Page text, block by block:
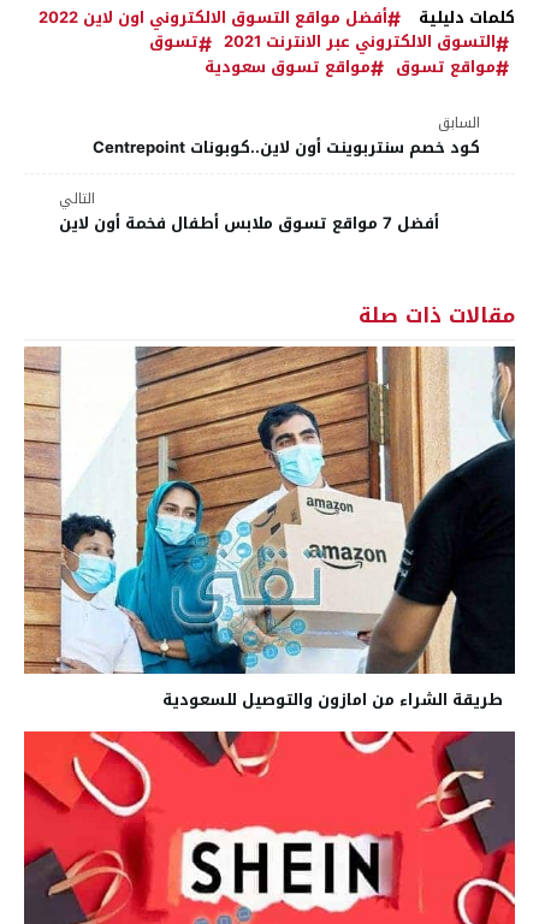
كلمات دليلية
أفضل مواقع التسوق الالكتروني اون لاين 2022
التسوق الالكتروني عبر الانترنت 2021
تسوق
مواقع تسوق
مواقع تسوق سعودية
السابق
كود خصم سنتربوينت أون لاين..كوبونات Centrepoint
التالي
أفضل 7 مواقع تسوق ملابس أطفال فخمة أون لاين
مقالات ذات صلة
طريقة الشراء من امازون والتوصيل للسعودية